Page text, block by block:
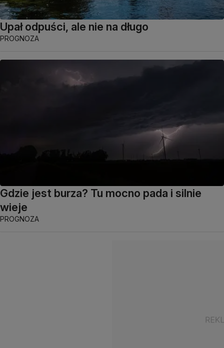
Upał odpuści, ale nie na długo
PROGNOZA
Gdzie jest burza? Tu mocno pada i silnie
wieje
PROGNOZA